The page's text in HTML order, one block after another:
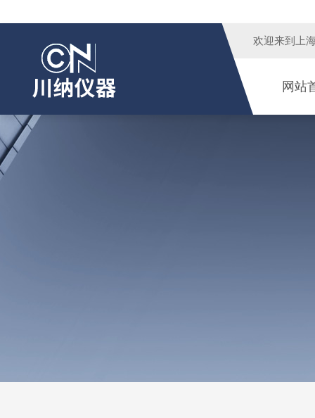
欢迎来到 上
网站